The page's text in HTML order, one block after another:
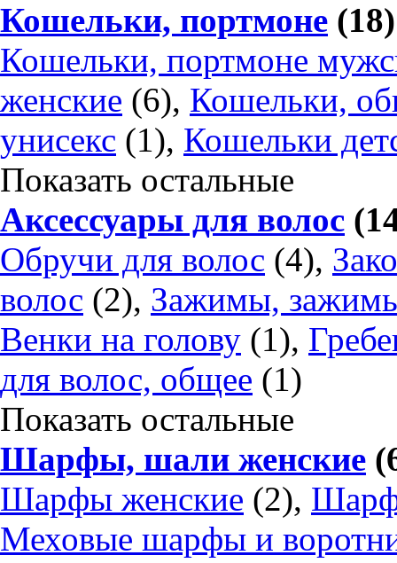
Кошельки, портмоне (18)
Кошельки, портмоне
женские (6), Кошельки,
унисекс (1), Кошельки
Показать остальные
Аксессуары для волос
Обручи для волос (4),
волос (2), Зажимы,
Венки на голову (1),
для волос, общее (1)
Показать остальные
Шарфы, шали женские
Шарфы женские (2),
Меховые шарфы и